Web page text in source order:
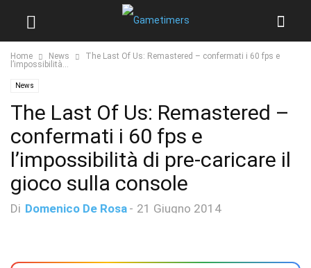
Home News
The Last Of Us: Remastered – confermati i 60 fps e
l’impossibilità...
News
The Last Of Us: Remastered –
confermati i 60 fps e
l’impossibilità di pre-caricare il
gioco sulla console
Di Domenico De Rosa - 21 Giugno 2014